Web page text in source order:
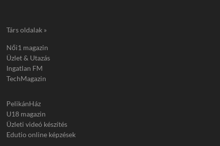
Társ oldalak »
Női1 magazin
Üzlet & Utazás
Ingatlan FM
TechMagazin
PelikánHáz
U18 magazin
Üzleti videó készítés
Edutio online képzések